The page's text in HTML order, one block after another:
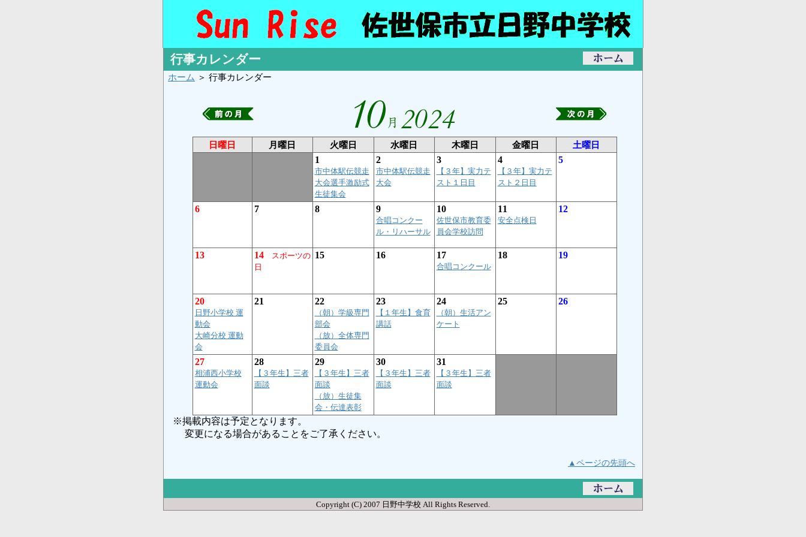
行事カレンダー
ホーム ＞ 行事カレンダー
日曜日 月曜日 火曜日 水曜日 木曜日 金曜日
土曜日
1
市中体駅伝競走
大会選手激励式
生徒集会
2
市中体駅伝競走
大会
3
【３年】実力テ
スト１日目
4
【３年】実力テ
スト２日目
5
6 7 8 9
合唱コンクー
ル・リハーサル
10
佐世保市教育委
員会学校訪問
11
安全点検日
12
13 14
スポーツの
日
15 16 17
合唱コンクール
18 19
20
日野小学校 運
動会
大崎分校 運動
会
21 22
（朝）学級専門
部会
（放）全体専門
委員会
23
【１年生】食育
講話
24
（朝）生活アン
ケート
25 26
27
相浦西小学校
運動会
28
【３年生】三者
面談
29
【３年生】三者
面談
（放）生徒集
会・伝達表彰
30
【３年生】三者
面談
31
【３年生】三者
面談
※掲載内容は予定となります。
変更になる場合があることをご了承ください。
▲ページの先頭へ
Copyright (C) 2007 日野中学校 All Rights Reserved.